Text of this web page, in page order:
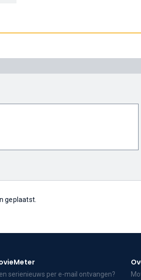
geplaatst.
serienieuws per e-mail ontvangen?